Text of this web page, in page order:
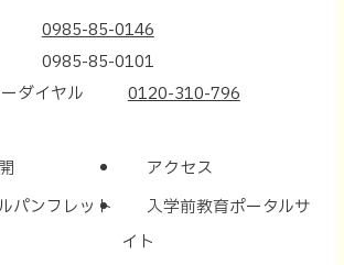
0985-85-0146
0985-85-0101
ダイヤル
0120-310-796
アクセス
パンフレット
入学前教育ポータルサ
イト